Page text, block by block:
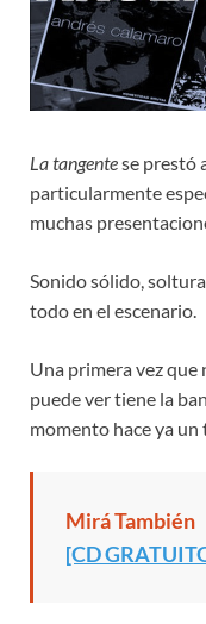
La tangentese prestó
particularmente
muchas
Sonido sólido,
todo en el escenario.
Una primera vez que
puede ver tiene la
momento hace ya un
Mirá También
[CD